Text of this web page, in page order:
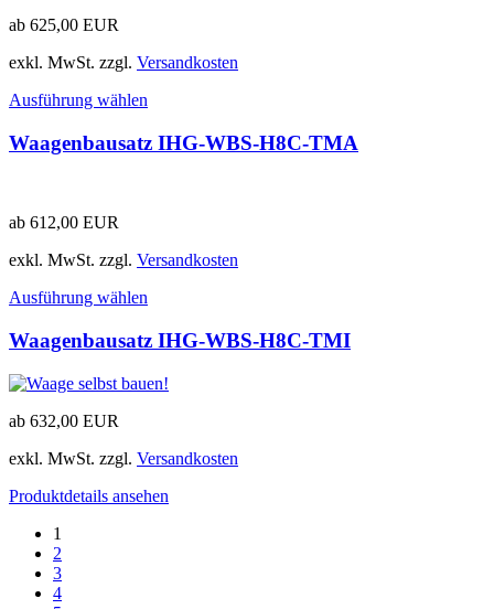
ab 625,00 EUR
exkl. MwSt. zzgl. Versandkosten
Ausführung wählen
Waagenbausatz IHG-WBS-H8C-TMA
ab 612,00 EUR
exkl. MwSt. zzgl. Versandkosten
Ausführung wählen
Waagenbausatz IHG-WBS-H8C-TMI
ab 632,00 EUR
exkl. MwSt. zzgl. Versandkosten
Produktdetails ansehen
1
2
3
4